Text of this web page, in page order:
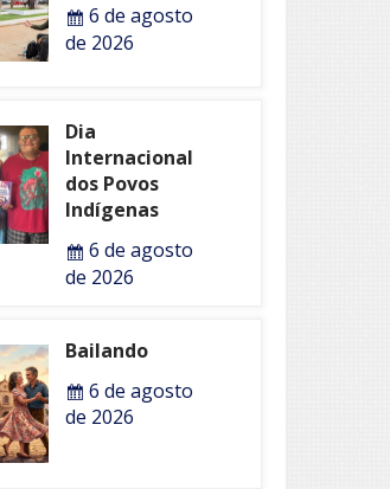
6 de agosto
de 2026
Dia
Internacional
dos Povos
Indígenas
6 de agosto
de 2026
Bailando
6 de agosto
de 2026